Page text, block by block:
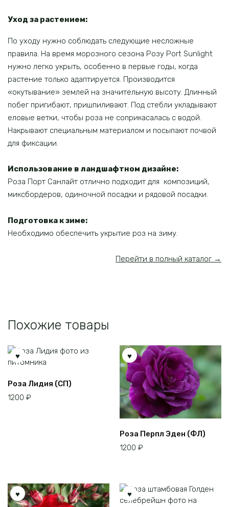
Уход за растением:
По уходу нужно соблюдать следующие несложные
правила. На время морозного сезона Розу Port Sunlight
нужно легко укрыть, особенно в первые годы, когда
растение только адаптируется. Производится
«окутывание» землей на значительную высоту. Длинный
побег пригибают, пришпиливают. Под стебли укладывают
еловые ветки, чтобы роза не соприкасалась с водой.
Накрывают специальным материалом и посыпают почвой
для фиксации.
Использование в ландшафтном дизайне:
Роза Порт Санлайт отлично подходит для композиций,
миксбордеров, одиночной посадки и рядовой посадки.
Подготовка к зиме:
Необходимо обеспечить укрытие роз на зиму.
Перейти в полный каталог →
Похожие товары
Роза Лидия (СП)
1200 ₽
Роза Перпл Эден (ФЛ)
1200 ₽